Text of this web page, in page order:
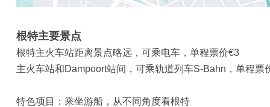
根特主要景点
根特主火车站距离景点略远，可乘电车，单程票价€3
主火车站和Dampoort站间，可乘轨道列车S-Bahn，单程票
特色项目：乘坐游船，从不同角度看根特